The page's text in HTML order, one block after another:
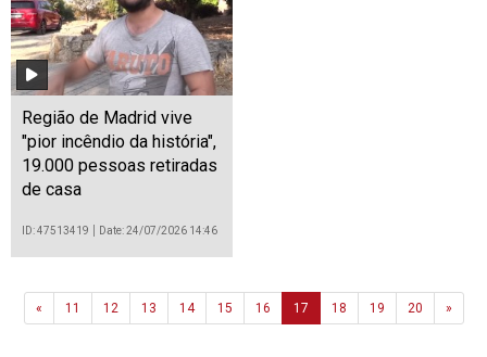
Região de Madrid vive
"pior incêndio da história",
19.000 pessoas retiradas
de casa
ID: 47513419 Date: 24/07/2026 14:46
«Previous
11 12 13 14 15 16 17 18 19 20 »Next